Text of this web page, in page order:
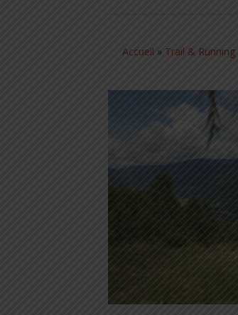
Accueil » Trail & Running